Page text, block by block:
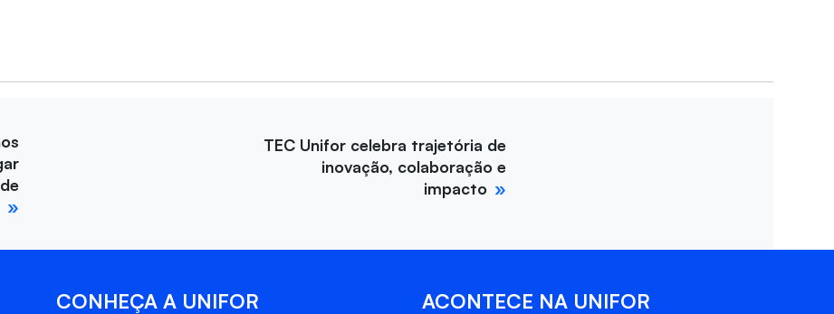
TEC Unifor celebra trajetória de
inovação, colaboração e
impacto
CONHEÇA A UNIFOR ACONTECE NA UNIFOR